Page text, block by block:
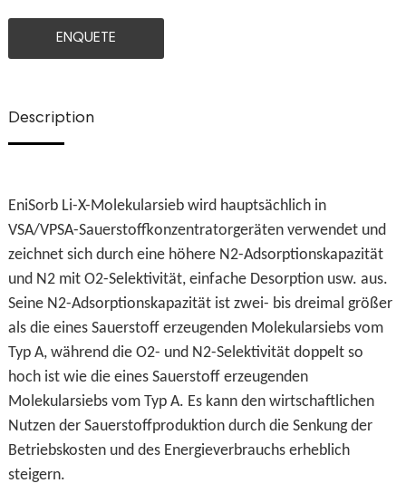
ENQUETE
Description
EniSorb Li-X-Molekularsieb wird hauptsächlich in
VSA/VPSA-Sauerstoffkonzentratorgeräten verwendet und
zeichnet sich durch eine höhere N2-Adsorptionskapazität
und N2 mit O2-Selektivität, einfache Desorption usw. aus.
Seine N2-Adsorptionskapazität ist zwei- bis dreimal größer
als die eines Sauerstoff erzeugenden Molekularsiebs vom
Typ A, während die O2- und N2-Selektivität doppelt so
hoch ist wie die eines Sauerstoff erzeugenden
Molekularsiebs vom Typ A. Es kann den wirtschaftlichen
Nutzen der Sauerstoffproduktion durch die Senkung der
Betriebskosten und des Energieverbrauchs erheblich
steigern.